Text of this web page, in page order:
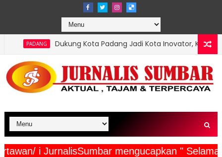
Kota Padang Jadi Kota Inovator, Kartu Registrasi Kesenian
Wartawan/ i JurnalisSumbar mengucapkan "